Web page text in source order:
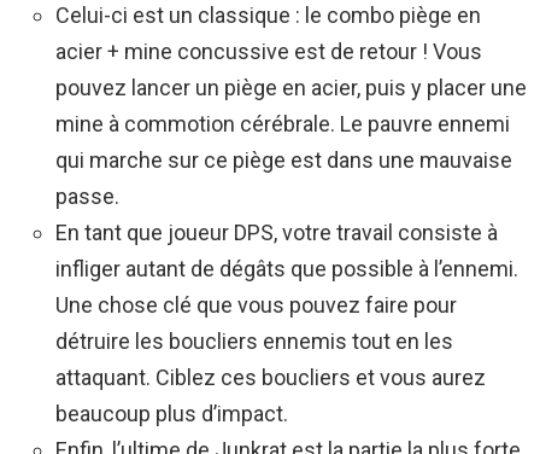
Celui-ci est un classique : le combo piège en
acier + mine concussive est de retour ! Vous
pouvez lancer un piège en acier, puis y placer une
mine à commotion cérébrale. Le pauvre ennemi
qui marche sur ce piège est dans une mauvaise
passe.
En tant que joueur DPS, votre travail consiste à
infliger autant de dégâts que possible à l’ennemi.
Une chose clé que vous pouvez faire pour
détruire les boucliers ennemis tout en les
attaquant. Ciblez ces boucliers et vous aurez
beaucoup plus d’impact.